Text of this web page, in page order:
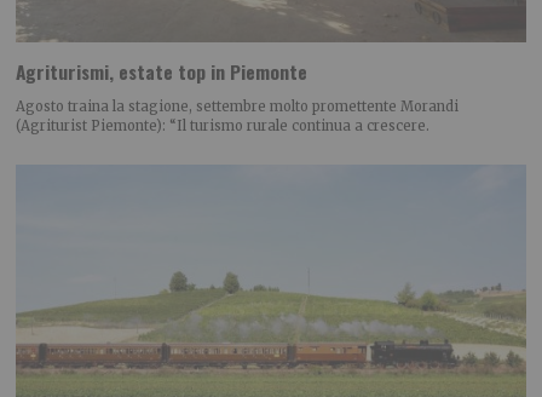
Agriturismi, estate top in Piemonte
Agosto traina la stagione, settembre molto promettente Morandi
(Agriturist Piemonte): “Il turismo rurale continua a crescere.